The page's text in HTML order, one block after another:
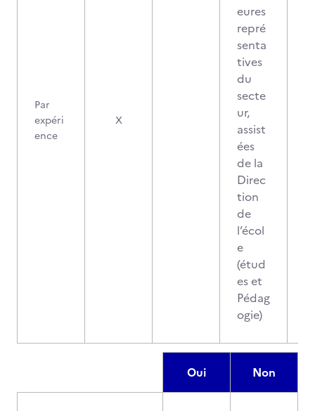
Par
expéri
ence
X
eures
repré
senta
tives
du
secte
ur,
assist
ées
de la
Direc
tion
de
l’écol
e
(étud
es et
Pédag
ogie)
Oui Non